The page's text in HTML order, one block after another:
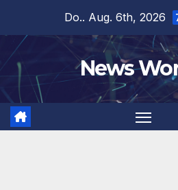
springen
Do.. Aug. 6th, 2026
News